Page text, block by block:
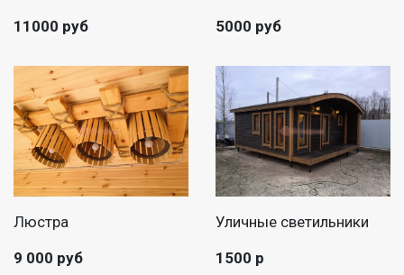
11000 руб
5000 руб
Люстра
9 000 руб
Уличные светильники
1500 р